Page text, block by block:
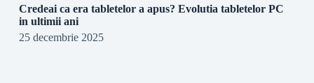
Credeai ca era tabletelor a apus? Evolutia tabletelor PC
in ultimii ani
25 decembrie 2025